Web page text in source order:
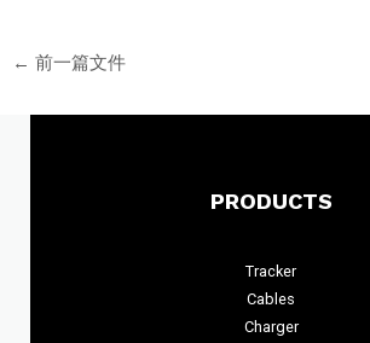
← 前一篇文件
PRODUCTS
Tracker
Cables
Charger